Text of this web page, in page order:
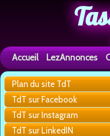
Accueil LezAnnonces
Plan du site TdT
TdT sur Facebook
TdT sur Instagram
TdT sur LinkedIN